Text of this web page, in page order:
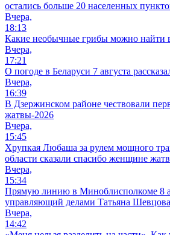
остались больше 20 населенных
Вчера,
18:13
Какие необычные грибы можно найти
Вчера,
17:21
О погоде в Беларуси 7 августа
Вчера,
16:39
В Дзержинском районе чествовали
жатвы-2026
Вчера,
15:45
Хрупкая Любаша за рулем мощного
области сказали спасибо женщине
Вчера,
15:34
Прямую линию в Миноблисполкоме 8
управляющий делами Татьяна Шевцова
Вчера,
14:42